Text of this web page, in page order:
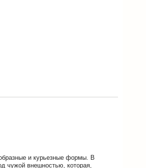
и курьезные формы. В
чужой внешностью, которая,